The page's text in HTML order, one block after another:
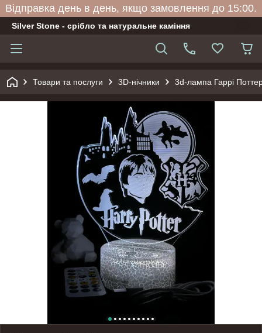
Відправка день в день, якщо замовлення до 15:00.
Silver Stone - срібло та натуральне каміння
Товари та послуги 3D-нічники 3d-лампа Гаррі